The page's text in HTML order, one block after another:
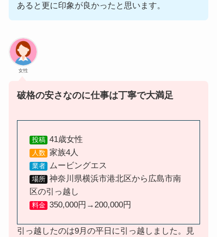
あると更に印象が良かったと思います。
女性
破格の安さなのに仕事は丁寧で大満足
投稿 41歳女性
人数 家族4人
業者 ムービングエス
場所 神奈川県横浜市港北区から広島市南
区の引っ越し
料金 350,000円→200,000円
引っ越したのは9月の平日に引っ越しました。見